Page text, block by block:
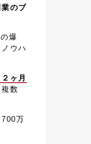
業のブ
爆
ウハ
ヶ月
複数
万